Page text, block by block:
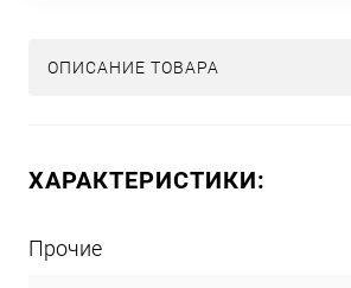
ОПИСАНИЕ ТОВАРА
ХАРАКТЕРИСТИКИ:
Прочие